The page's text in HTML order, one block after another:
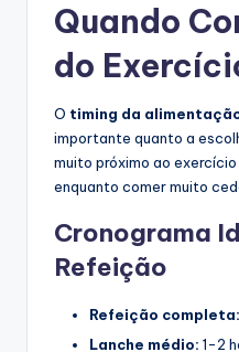
Quando
do
O timing da
importante quanto a
muito próximo ao
enquanto comer muito
Cronograma
Refeição
Refeição completa:
Lanche médio: 1-2